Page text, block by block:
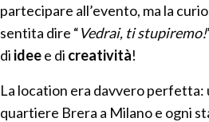
partecipare all’evento, ma la
sentita dire “Vedrai, ti stupiremo!
di ideee di creatività!
La location era davvero perfetta:
quartiere Brera a Milano e ogni